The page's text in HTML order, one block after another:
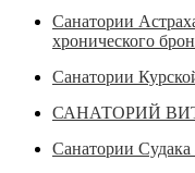
Санатории
хронического
Санатории
САНАТОРИЙ
Санатории Судака